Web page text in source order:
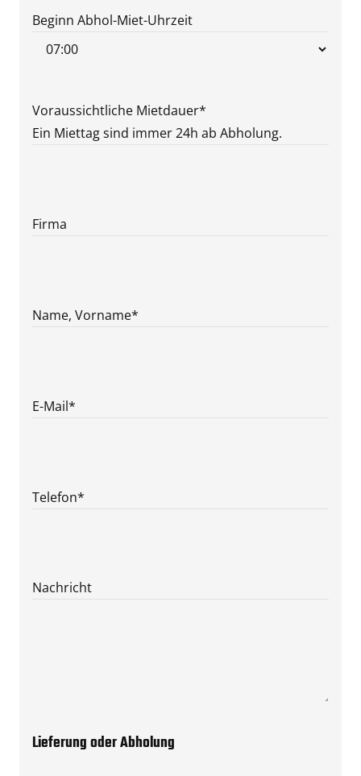
MM
Beginn Abhol-Miet-Uhrzeit
Voraussichtliche Mietdauer*
Ein Miettag sind immer 24h ab Abholung.
Firma
Name, Vorname*
E-Mail*
Telefon*
Nachricht
Lieferung oder Abholung